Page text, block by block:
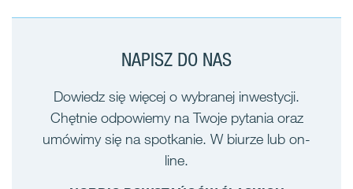
NAPISZ DO NAS
Dowiedz się więcej o wybranej inwestycji.
Chętnie odpowiemy na Twoje pytania oraz
umówimy się na spotkanie. W biurze lub on-
line.